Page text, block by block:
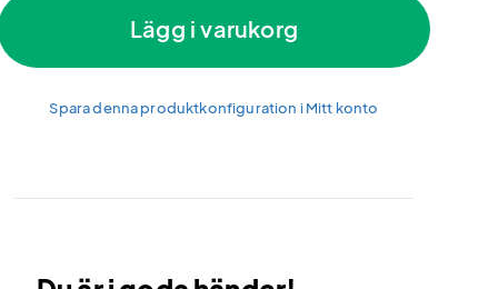
Lägg i varukorg
Spara denna produktkonfiguration i Mitt konto